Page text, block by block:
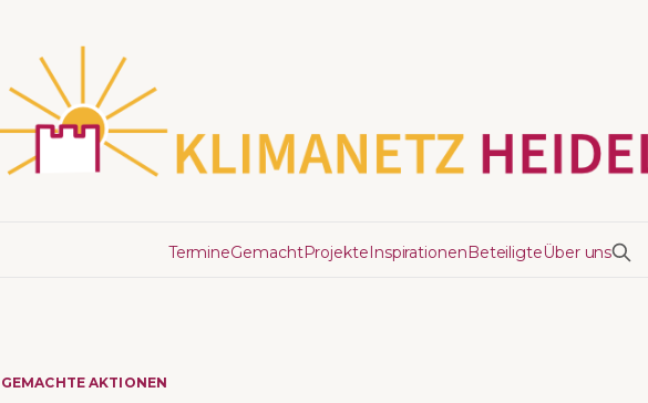
TermineGemachtProjekteInspirationenBeteiligteÜber uns
GEMACHTE AKTIONEN